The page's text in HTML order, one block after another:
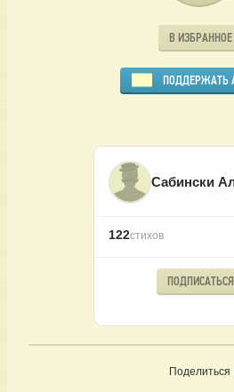
В ИЗБРАННОЕ
ПОДДЕРЖАТЬ
Сабински
122стихов
ПОДПИСАТЬСЯ
Поделиться